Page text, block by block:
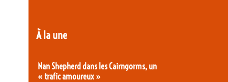
À la une
Nan Shepherd dans les Cairngorms, un
« trafic amoureux »